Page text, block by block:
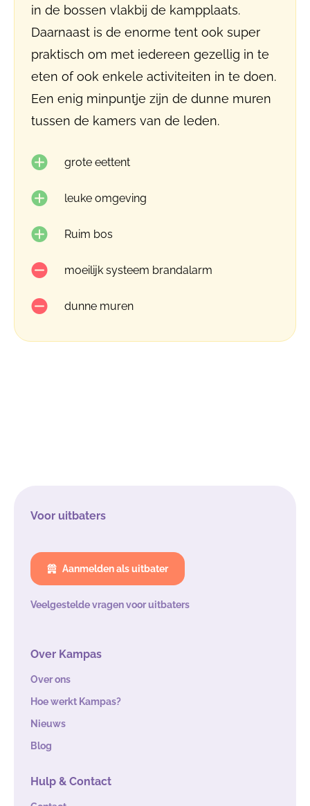
in de bossen vlakbij de kampplaats.
Daarnaast is de enorme tent ook super
praktisch om met iedereen gezellig in te
eten of ook enkele activiteiten in te doen.
Een enig minpuntje zijn de dunne muren
tussen de kamers van de leden.
grote eettent
leuke omgeving
Ruim bos
moeilijk systeem brandalarm
dunne muren
Voor uitbaters
Aanmelden als uitbater
Veelgestelde vragen voor uitbaters
Over Kampas
Over ons
Hoe werkt Kampas?
Nieuws
Blog
Hulp & Contact